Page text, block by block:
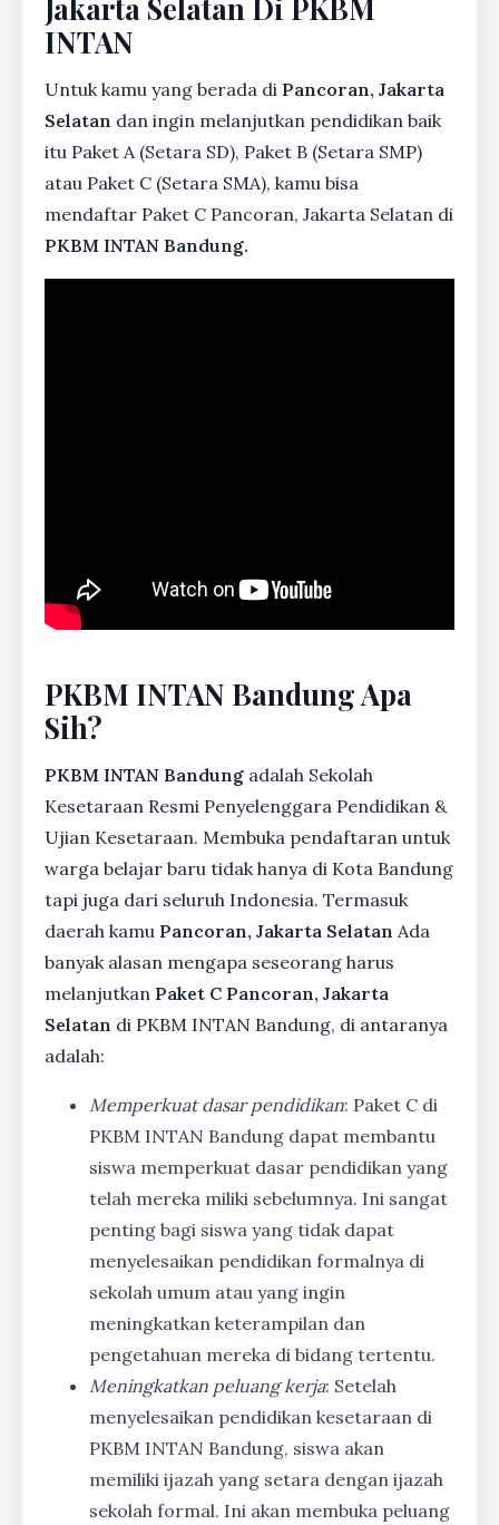
Jakarta Selatan Di PKBM
INTAN
Untuk kamu yang berada di Pancoran, Jakarta
Selatan dan ingin melanjutkan pendidikan baik
itu Paket A (Setara SD), Paket B (Setara SMP)
atau Paket C (Setara SMA), kamu bisa
mendaftar Paket C Pancoran, Jakarta Selatan di
PKBM INTAN Bandung.
PKBM INTAN Bandung Apa
Sih?
PKBM INTAN Bandung adalah Sekolah
Kesetaraan Resmi Penyelenggara Pendidikan &
Ujian Kesetaraan. Membuka pendaftaran untuk
warga belajar baru tidak hanya di Kota Bandung
tapi juga dari seluruh Indonesia. Termasuk
daerah kamu Pancoran, Jakarta Selatan Ada
banyak alasan mengapa seseorang harus
melanjutkan Paket C Pancoran, Jakarta
Selatan di PKBM INTAN Bandung, di antaranya
adalah:
Memperkuat dasar pendidikan: Paket C di
PKBM INTAN Bandung dapat membantu
siswa memperkuat dasar pendidikan yang
telah mereka miliki sebelumnya. Ini sangat
penting bagi siswa yang tidak dapat
menyelesaikan pendidikan formalnya di
sekolah umum atau yang ingin
meningkatkan keterampilan dan
pengetahuan mereka di bidang tertentu.
Meningkatkan peluang kerja: Setelah
menyelesaikan pendidikan kesetaraan di
PKBM INTAN Bandung, siswa akan
memiliki ijazah yang setara dengan ijazah
sekolah formal. Ini akan membuka peluang